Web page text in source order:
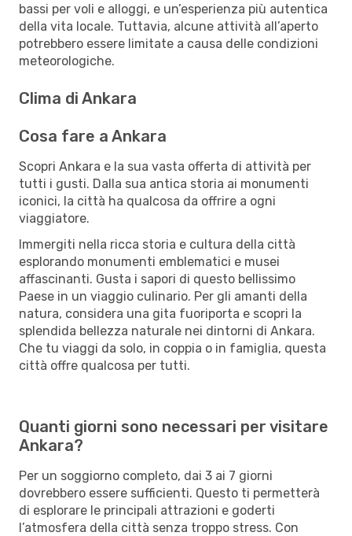
bassi per voli e alloggi, e un’esperienza più autentica
della vita locale. Tuttavia, alcune attività all’aperto
potrebbero essere limitate a causa delle condizioni
meteorologiche.
Clima di Ankara
Cosa fare a Ankara
Scopri Ankara e la sua vasta offerta di attività per
tutti i gusti. Dalla sua antica storia ai monumenti
iconici, la città ha qualcosa da offrire a ogni
viaggiatore.
Immergiti nella ricca storia e cultura della città
esplorando monumenti emblematici e musei
affascinanti. Gusta i sapori di questo bellissimo
Paese in un viaggio culinario. Per gli amanti della
natura, considera una gita fuoriporta e scopri la
splendida bellezza naturale nei dintorni di Ankara.
Che tu viaggi da solo, in coppia o in famiglia, questa
città offre qualcosa per tutti.
Quanti giorni sono necessari per visitare
Ankara?
Per un soggiorno completo, dai 3 ai 7 giorni
dovrebbero essere sufficienti. Questo ti permetterà
di esplorare le principali attrazioni e goderti
l’atmosfera della città senza troppo stress. Con